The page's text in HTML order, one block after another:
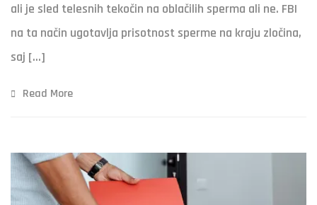
ali je sled telesnih tekočin na oblačilih sperma ali ne. FBI
na ta način ugotavlja prisotnost sperme na kraju zločina,
saj […]
Read More